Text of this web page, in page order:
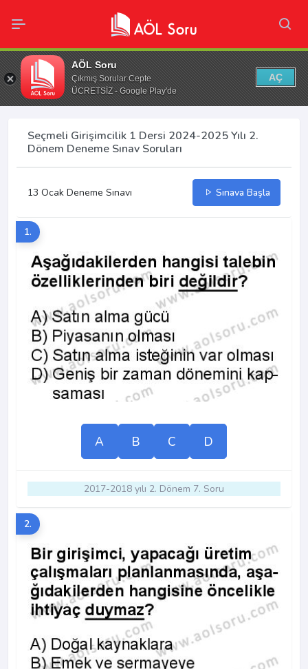
AÖL Soru
Çıkmış Sorular Cepte
ÜCRETSİZ - Google Play'de
AÇ
Seçmeli Girişimcilik 1 Dersi 2024-2025 Yılı 2.
Dönem Deneme Sınav Soruları
13 Ocak Deneme Sınavı Sınava Başla
1.
A B C D
2017-2018 yılı 2. Dönem 7. Soru
2.